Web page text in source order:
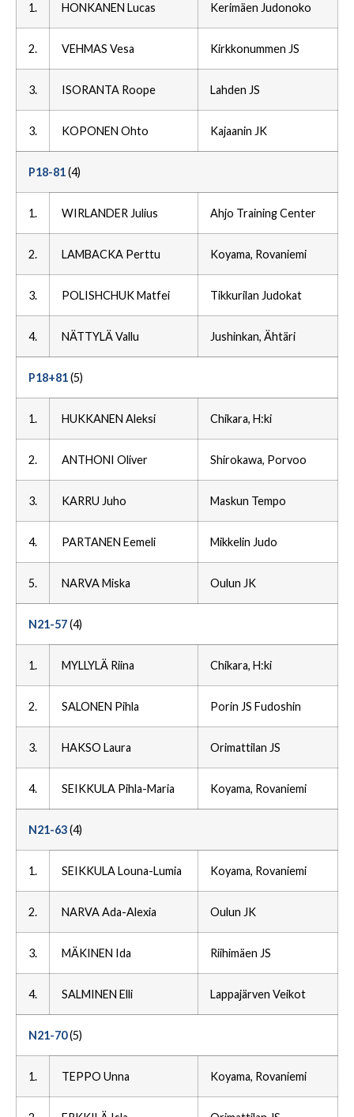
1. HONKANEN Lucas Kerimäen Judonoko
2. VEHMAS Vesa Kirkkonummen JS
3. ISORANTA Roope Lahden JS
3. KOPONEN Ohto Kajaanin JK
P18-81(4)
1. WIRLANDER Julius Ahjo Training Center
2. LAMBACKA Perttu Koyama, Rovaniemi
3. POLISHCHUK Matfei Tikkurilan Judokat
4. NÄTTYLÄ Vallu Jushinkan, Ähtäri
P18+81(5)
1. HUKKANEN Aleksi Chikara, H:ki
2. ANTHONI Oliver Shirokawa, Porvoo
3. KARRU Juho Maskun Tempo
4. PARTANEN Eemeli Mikkelin Judo
5. NARVA Miska Oulun JK
N21-57(4)
1. MYLLYLÄ Riina Chikara, H:ki
2. SALONEN Pihla Porin JS Fudoshin
3. HAKSO Laura Orimattilan JS
4. SEIKKULA Pihla-Maria Koyama, Rovaniemi
N21-63(4)
1. SEIKKULA Louna-Lumia Koyama, Rovaniemi
2. NARVA Ada-Alexia Oulun JK
3. MÄKINEN Ida Riihimäen JS
4. SALMINEN Elli Lappajärven Veikot
N21-70(5)
1. TEPPO Unna Koyama, Rovaniemi